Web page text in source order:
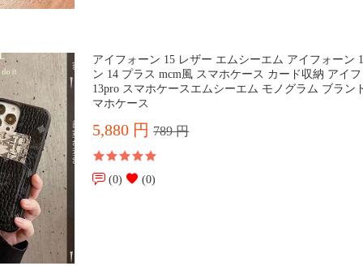
アイフォーン 15 レザー エムシーエム アイフォーン
ン 14 プラス mcm風 スマホケース カード収納 アイ
13pro スマホケースエムシーエム モノグラム ブラン
マホケース
5,880 円789 円
(0) (0)